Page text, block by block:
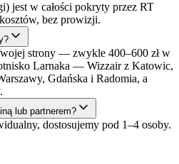
jest w całości pokryty przez RT
bez prowizji.
strony — zwykle 400–600 zł w
Larnaka — Wizzair z Katowic,
Gdańska i Radomia, a
lub partnerem?
dostosujemy pod 1–4 osoby.